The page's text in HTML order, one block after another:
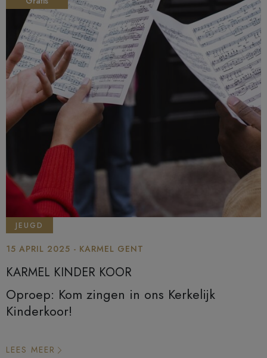
JEUGD
15 APRIL 2025 - KARMEL GENT
KARMEL KINDER KOOR
Oproep: Kom zingen in ons Kerkelijk
Kinderkoor!
LEES MEER